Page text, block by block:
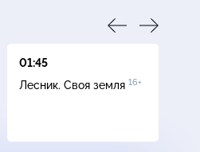
01:45
Лесник. Своя земля 16+